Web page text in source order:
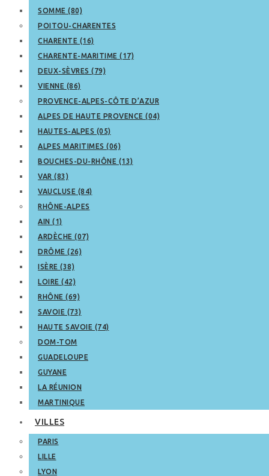
SOMME (80)
POITOU-CHARENTES
CHARENTE (16)
CHARENTE-MARITIME (17)
DEUX-SÈVRES (79)
VIENNE (86)
PROVENCE-ALPES-CÔTE D’AZUR
ALPES DE HAUTE PROVENCE (04)
HAUTES-ALPES (05)
ALPES MARITIMES (06)
BOUCHES-DU-RHÔNE (13)
VAR (83)
VAUCLUSE (84)
RHÔNE-ALPES
AIN (1)
ARDÈCHE (07)
DRÔME (26)
ISÈRE (38)
LOIRE (42)
RHÔNE (69)
SAVOIE (73)
HAUTE SAVOIE (74)
DOM-TOM
GUADELOUPE
GUYANE
LA RÉUNION
MARTINIQUE
VILLES
PARIS
LILLE
LYON